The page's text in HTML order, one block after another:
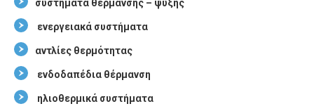
συστήματα θέρμανσης – ψύξης
ενεργειακά συστήματα
αντλίες θερμότητας
ενδοδαπέδια θέρμανση
ηλιοθερμικά συστήματα